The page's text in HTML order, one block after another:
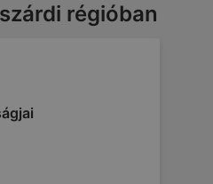
régióban